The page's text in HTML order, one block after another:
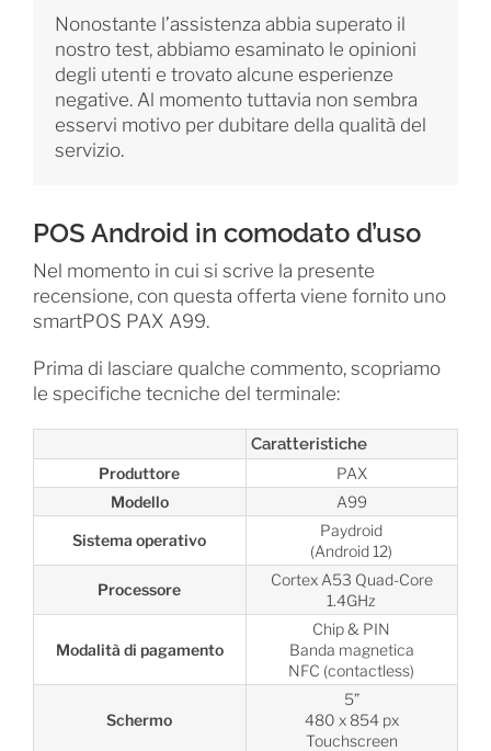
Nonostante l’assistenza abbia superato il
nostro test, abbiamo esaminato le opinioni
degli utenti e trovato alcune esperienze
negative. Al momento tuttavia non sembra
esservi motivo per dubitare della qualità del
servizio.
POS Android in comodato d’uso
Nel momento in cui si scrive la presente
recensione, con questa offerta viene fornito uno
smartPOS PAX A99.
Prima di lasciare qualche commento, scopriamo
le specifiche tecniche del terminale:
Caratteristiche
Produttore
PAX
Modello
A99
Sistema operativo
Paydroid
(Android 12)
Processore
Cortex A53 Quad-Core
1.4GHz
Modalità di pagamento
Chip & PIN
Banda magnetica
NFC (contactless)
Schermo
5”
480 x 854 px
Touchscreen